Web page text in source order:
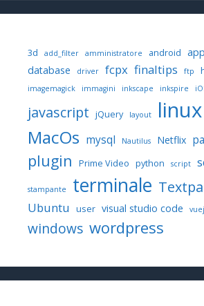
3d add_filter amministratore android app
database driver fcpx finaltips ftp
imagemagick immagini inkscape inkspire
javascript jQuery layout linux
MacOs mysql Nautilus Netflix
plugin Prime Video python script
stampante terminale
Ubuntu user visual studio code
windows wordpress